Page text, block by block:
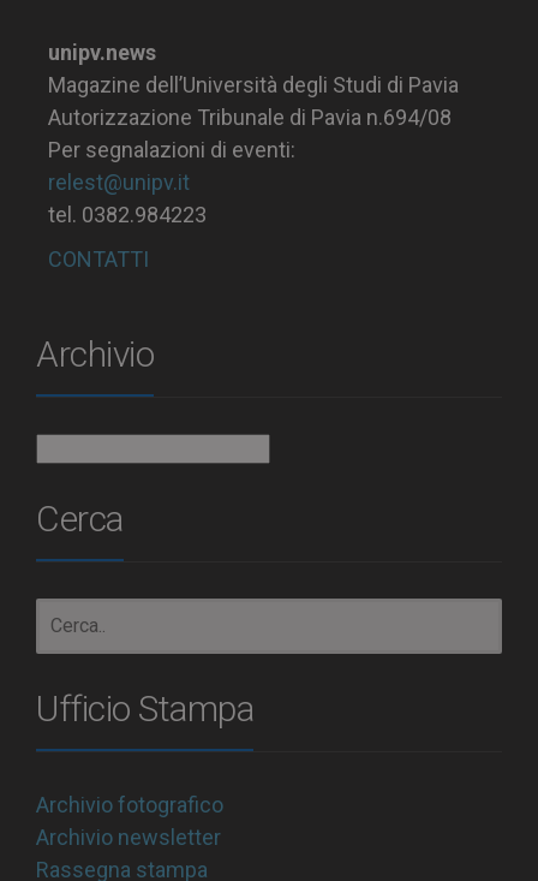
unipv.news
Magazine dell’Università degli Studi di Pavia
Autorizzazione Tribunale di Pavia n.694/08
Per segnalazioni di eventi:
relest@unipv.it
tel. 0382.984223
CONTATTI
Archivio
Cerca
Ufficio Stampa
Archivio fotografico
Archivio newsletter
Rassegna stampa